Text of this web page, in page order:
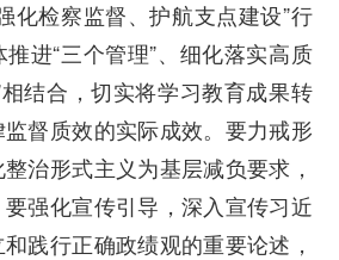
化检察监督、护航支点建设”行
进“三个管理”、细化落实高质
结合，切实将学习教育成果转
督质效的实际成效。 要力戒形
治形式主义为基层减负要求，
要强化宣传引导， 深入宣传习近
践行正确政绩观的重要论述，